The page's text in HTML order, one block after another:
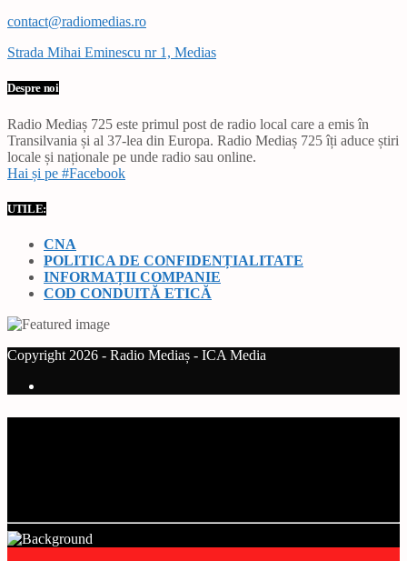
contact@radiomedias.ro
Strada Mihai Eminescu nr 1, Medias
Despre noi
Radio Mediaș 725 este primul post de radio local care a emis în
Transilvania și al 37-lea din Europa. Radio Mediaș 725 îți aduce știri
locale și naționale pe unde radio sau online.
Hai și pe #Facebook
UTILE:
CNA
POLITICA DE CONFIDENȚIALITATE
INFORMAȚII COMPANIE
COD CONDUITĂ ETICĂ
Copyright 2026 - Radio Mediaș - ICA Media